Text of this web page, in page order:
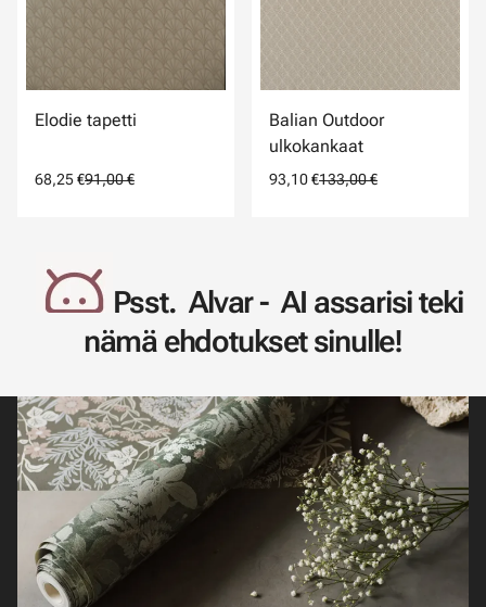
Elodie tapetti
68,25 €91,00 €
Balian Outdoor
ulkokankaat
93,10 €133,00 €
Psst. Alvar - AI assarisi teki
nämä ehdotukset sinulle!